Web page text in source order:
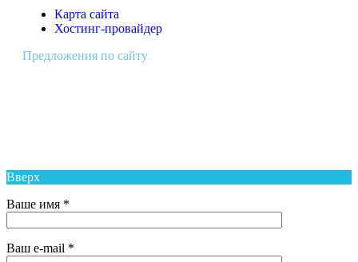
Карта сайта
Хостинг-провайдер
Предложения по сайту
Вверх
Ваше имя *
Ваш e-mail *